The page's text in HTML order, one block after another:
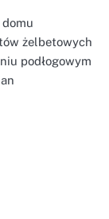
żelbetowych
podłogowym